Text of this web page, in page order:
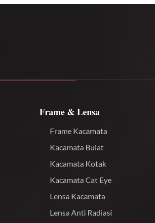
Frame & Lensa
Frame Kacamata
Kacamata Bulat
Kacamata Kotak
Kacamata Cat Eye
Lensa Kacamata
Lensa Anti Radiasi